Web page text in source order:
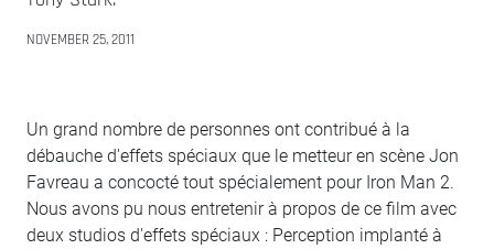
NOVEMBER 25, 2011
Un grand nombre de personnes ont contribué à la
débauche d'effets spéciaux que le metteur en scène Jon
Favreau a concocté tout spécialement pour Iron Man 2.
Nous avons pu nous entretenir à propos de ce film avec
deux studios d'effets spéciaux : Perception implanté à